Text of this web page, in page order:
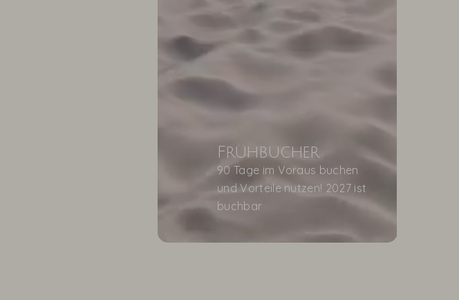
Frühbucher
90 Tage im Voraus buchen
und Vorteile nutzen! 2027 ist
buchbar